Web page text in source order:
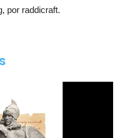
por raddicraft.